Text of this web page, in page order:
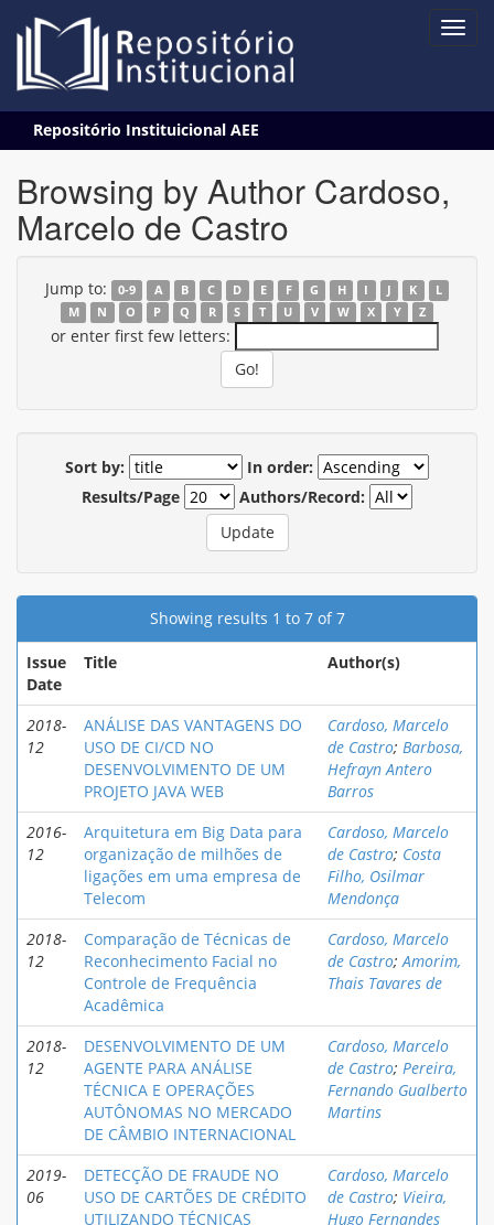
navigation
Repositório Instituicional AEE
Browsing by Author Cardoso,
Marcelo de Castro
Jump to: 0-9 A B C D E F G H I J K
L
M
N O P Q R S T U V W X Y Z
or enter first few letters:
Sort by:
In order:
Results/Page
Authors/Record:
Showing results 1 to 7 of 7
Issue
Date
Title Author(s)
2018-
12
ANÁLISE DAS VANTAGENS DO
USO DE CI/CD NO
DESENVOLVIMENTO DE UM
PROJETO JAVA WEB
Cardoso, Marcelo
de Castro; Barbosa,
Hefrayn Antero
Barros
2016-
12
Arquitetura em Big Data para
organização de milhões de
ligações em uma empresa de
Telecom
Cardoso, Marcelo
de Castro; Costa
Filho, Osilmar
Mendonça
2018-
12
Comparação de Técnicas de
Reconhecimento Facial no
Controle de Frequência
Acadêmica
Cardoso, Marcelo
de Castro;Amorim,
Thais Tavares de
2018-
12
DESENVOLVIMENTO DE UM
AGENTE PARA ANÁLISE
TÉCNICA E OPERAÇÕES
AUTÔNOMAS NO MERCADO
DE CÂMBIO INTERNACIONAL
Cardoso, Marcelo
de Castro; Pereira,
Fernando Gualberto
Martins
2019-
06
DETECÇÃO DE FRAUDE NO
USO DE CARTÕES DE CRÉDITO
UTILIZANDO TÉCNICAS
Cardoso, Marcelo
de Castro; Vieira,
Hugo Fernandes